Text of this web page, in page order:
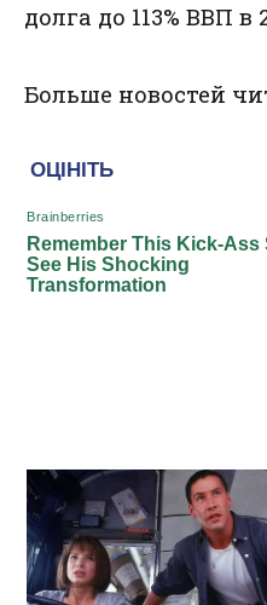
долга до 113% ВВП в
Больше новостей